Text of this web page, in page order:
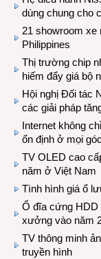
dùng chung cho
21 showroom xe
Philippines
Thị trường chip
hiếm đẩy giá bộ
Hội nghị Đối tác
các giải pháp
Internet không
ổn định ở mọi
TV OLED cao
năm ở Việt Nam
Tình hình giá ổ
Ổ đĩa cứng HDD
xưởng vào năm
TV thông minh
truyền hình